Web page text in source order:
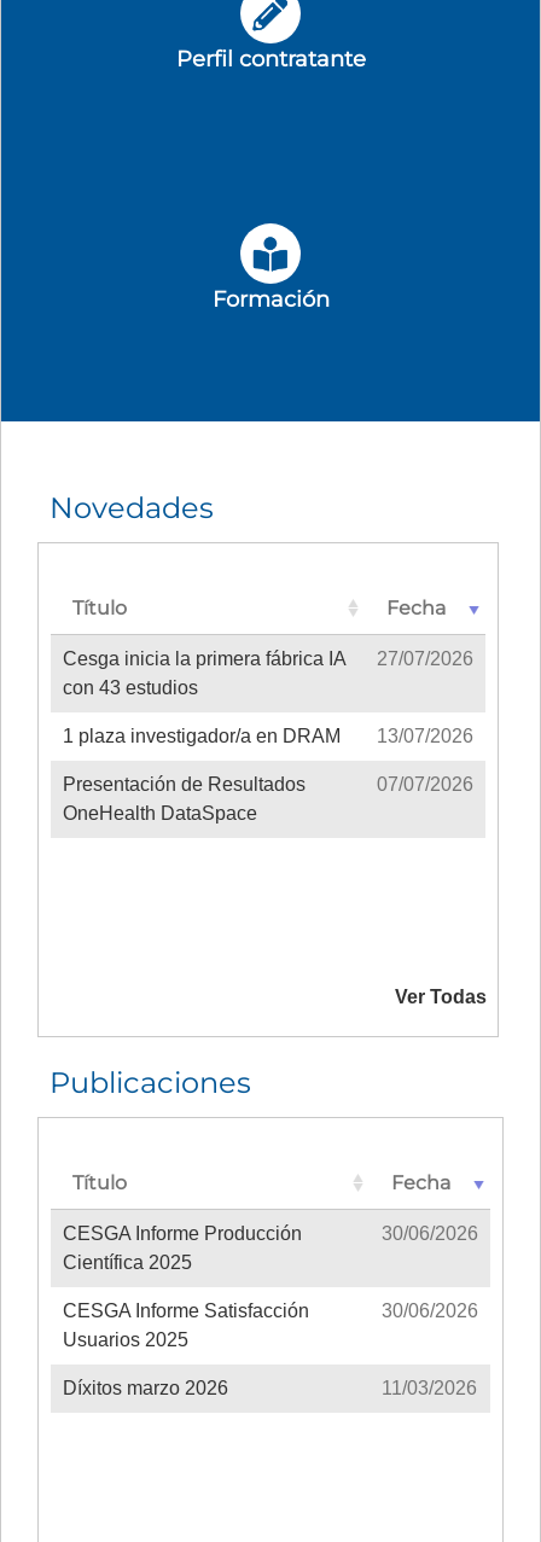
Perfil contratante
Formación
Novedades
Título Fecha
Cesga inicia la primera fábrica IA
con 43 estudios
27/07/2026
1 plaza investigador/a en DRAM 13/07/2026
Presentación de Resultados
OneHealth DataSpace
07/07/2026
Ver Todas
Publicaciones
Título Fecha
CESGA Informe Producción
Científica 2025
30/06/2026
CESGA Informe Satisfacción
Usuarios 2025
30/06/2026
Díxitos marzo 2026 11/03/2026